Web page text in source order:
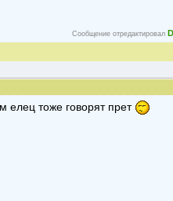
Сообщение отредактировал
елец тоже говорят прет